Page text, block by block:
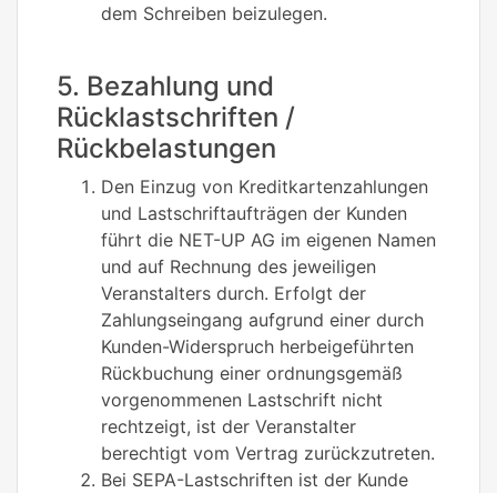
dem Schreiben beizulegen.
5. Bezahlung und
Rücklastschriften /
Rückbelastungen
Den Einzug von Kreditkartenzahlungen
und Lastschriftaufträgen der Kunden
führt die NET-UP AG im eigenen Namen
und auf Rechnung des jeweiligen
Veranstalters durch. Erfolgt der
Zahlungseingang aufgrund einer durch
Kunden-Widerspruch herbeigeführten
Rückbuchung einer ordnungsgemäß
vorgenommenen Lastschrift nicht
rechtzeigt, ist der Veranstalter
berechtigt vom Vertrag zurückzutreten.
Bei SEPA-Lastschriften ist der Kunde